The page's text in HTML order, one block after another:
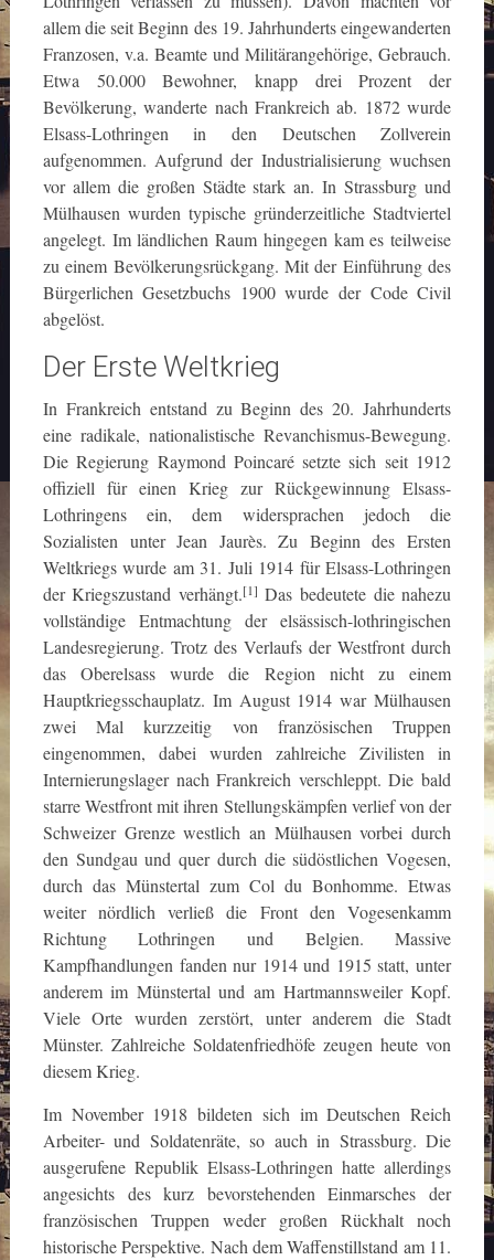
allem die seit Beginn des 19. Jahrhunderts eingewanderten
Franzosen, v.a. Beamte und Militärangehörige, Gebrauch.
Etwa 50.000 Bewohner, knapp drei Prozent der
Bevölkerung, wanderte nach Frankreich ab. 1872 wurde
Elsass-Lothringen in den Deutschen Zollverein
aufgenommen. Aufgrund der Industrialisierung wuchsen
vor allem die großen Städte stark an. In Strassburg und
Mülhausen wurden typische gründerzeitliche Stadtviertel
angelegt. Im ländlichen Raum hingegen kam es teilweise
zu einem Bevölkerungsrückgang. Mit der Einführung des
Bürgerlichen Gesetzbuchs 1900 wurde der Code Civil
abgelöst.
Der Erste Weltkrieg
In Frankreich entstand zu Beginn des 20. Jahrhunderts
eine radikale, nationalistische Revanchismus-Bewegung.
Die Regierung Raymond Poincaré setzte sich seit 1912
offiziell für einen Krieg zur Rückgewinnung Elsass-
Lothringens ein, dem widersprachen jedoch die
Sozialisten unter Jean Jaurès. Zu Beginn des Ersten
Weltkriegs wurde am 31. Juli 1914 für Elsass-Lothringen
der Kriegszustand verhängt.[1] Das bedeutete die nahezu
vollständige Entmachtung der elsässisch-lothringischen
Landesregierung. Trotz des Verlaufs der Westfront durch
das Oberelsass wurde die Region nicht zu einem
Hauptkriegsschauplatz. Im August 1914 war Mülhausen
zwei Mal kurzzeitig von französischen Truppen
eingenommen, dabei wurden zahlreiche Zivilisten in
Internierungslager nach Frankreich verschleppt. Die bald
starre Westfront mit ihren Stellungskämpfen verlief von der
Schweizer Grenze westlich an Mülhausen vorbei durch
den Sundgau und quer durch die südöstlichen Vogesen,
durch das Münstertal zum Col du Bonhomme. Etwas
weiter nördlich verließ die Front den Vogesenkamm
Richtung Lothringen und Belgien. Massive
Kampfhandlungen fanden nur 1914 und 1915 statt, unter
anderem im Münstertal und am Hartmannsweiler Kopf.
Viele Orte wurden zerstört, unter anderem die Stadt
Münster. Zahlreiche Soldatenfriedhöfe zeugen heute von
diesem Krieg.
Im November 1918 bildeten sich im Deutschen Reich
Arbeiter- und Soldatenräte, so auch in Strassburg. Die
ausgerufene Republik Elsass-Lothringen hatte allerdings
angesichts des kurz bevorstehenden Einmarsches der
französischen Truppen weder großen Rückhalt noch
historische Perspektive. Nach dem Waffenstillstand am 11.